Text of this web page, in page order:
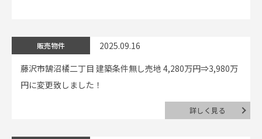
販売物件
2025.09.16
藤沢市鵠沼橘二丁目 建築条件無し売地 4,280万円⇒3,980万
円に変更致しました！
詳しく見る